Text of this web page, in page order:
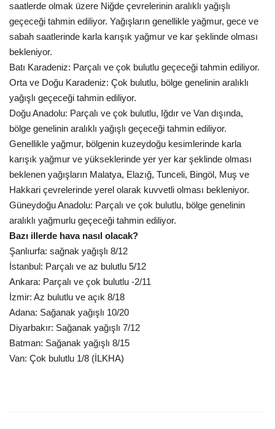
saatlerde olmak üzere Niğde çevrelerinin aralıklı yağışlı
geçeceği tahmin ediliyor. Yağışların genellikle yağmur, gece ve
sabah saatlerinde karla karışık yağmur ve kar şeklinde olması
bekleniyor.
Batı Karadeniz: Parçalı ve çok bulutlu geçeceği tahmin ediliyor.
Orta ve Doğu Karadeniz: Çok bulutlu, bölge genelinin aralıklı
yağışlı geçeceği tahmin ediliyor.
Doğu Anadolu: Parçalı ve çok bulutlu, Iğdır ve Van dışında,
bölge genelinin aralıklı yağışlı geçeceği tahmin ediliyor.
Genellikle yağmur, bölgenin kuzeydoğu kesimlerinde karla
karışık yağmur ve yükseklerinde yer yer kar şeklinde olması
beklenen yağışların Malatya, Elazığ, Tunceli, Bingöl, Muş ve
Hakkari çevrelerinde yerel olarak kuvvetli olması bekleniyor.
Güneydoğu Anadolu: Parçalı ve çok bulutlu, bölge genelinin
aralıklı yağmurlu geçeceği tahmin ediliyor.
Bazı illerde hava nasıl olacak?
Şanlıurfa: sağnak yağışlı 8/12
İstanbul: Parçalı ve az bulutlu 5/12
Ankara: Parçalı ve çok bulutlu -2/11
İzmir: Az bulutlu ve açık 8/18
Adana: Sağanak yağışlı 10/20
Diyarbakır: Sağanak yağışlı 7/12
Batman: Sağanak yağışlı 8/15
Van: Çok bulutlu 1/8 (İLKHA)